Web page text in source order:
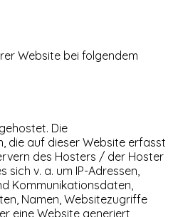
Website bei folgendem
Die
die auf dieser Website erfasst
des Hosters / der Hoster
sich v. a. um IP-Adressen,
Kommunikationsdaten,
Namen, Websitezugriffe
eine Website generiert